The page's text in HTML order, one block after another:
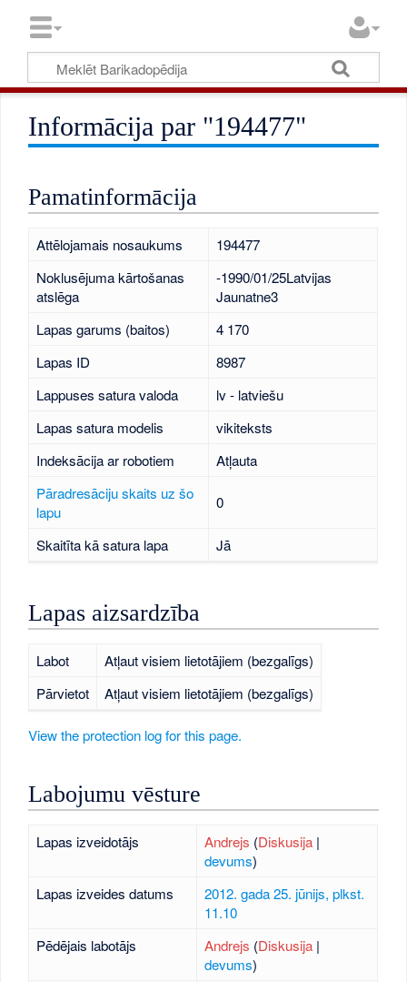
Informācija par "194477"
Pamatinformācija
Attēlojamais nosaukums
194477
Noklusējuma kārtošanas
atslēga
-1990/01/25Latvijas
Jaunatne3
Lapas garums (baitos)
4 170
Lapas ID
8987
Lappuses satura valoda
lv - latviešu
Lapas satura modelis
vikiteksts
Indeksācija ar robotiem
Atļauta
Pāradresāciju skaits uz šo
lapu
0
Skaitīta kā satura lapa Jā
Lapas aizsardzība
Labot
Atļaut visiem lietotājiem (bezgalīgs)
Pārvietot
Atļaut visiem lietotājiem (bezgalīgs)
View the protection log for this page.
Labojumu vēsture
Lapas izveidotājs Andrejs (Diskusija|
devums)
Lapas izveides datums
2012. gada 25. jūnijs, plkst.
11.10
Pēdējais labotājs
Andrejs (Diskusija|
devums)